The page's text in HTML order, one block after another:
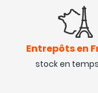
Entrepôts en
stock en